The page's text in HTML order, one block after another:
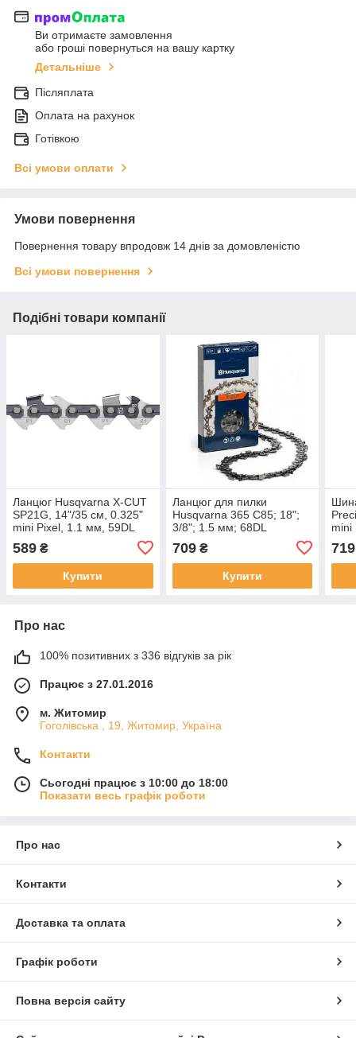
Ви отримаєте замовлення
або гроші повернуться на вашу картку
Детальніше
Післяплата
Оплата на рахунок
Готівкою
Всі умови оплати
Умови повернення
Повернення товару впродовж 14 днів за домовленістю
Всі умови повернення
Подібні товари компанії
Ланцюг Husqvarna X-CUT
SP21G, 14"/35 см, 0.325"
mini Pixel, 1.1 мм, 59DL
589 ₴
Купити
Ланцюг для пилки
Husqvarna 365 C85; 18";
3/8"; 1.5 мм; 68DL
709₴
Купити
mini
719
Про нас
100% позитивних з 336 відгуків за рік
Працює з 27.01.2016
м. Житомир
Гоголівська , 19, Житомир, Україна
Контакти
Сьогодні працює з 10:00 до 18:00
Показати весь графік роботи
Про нас
Контакти
Доставка та оплата
Графік роботи
Повна версія сайту